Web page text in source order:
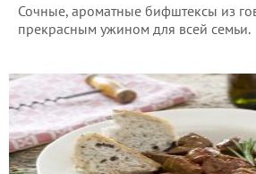
Сочные, ароматные бифштексы из
прекрасным ужином для всей семьи.